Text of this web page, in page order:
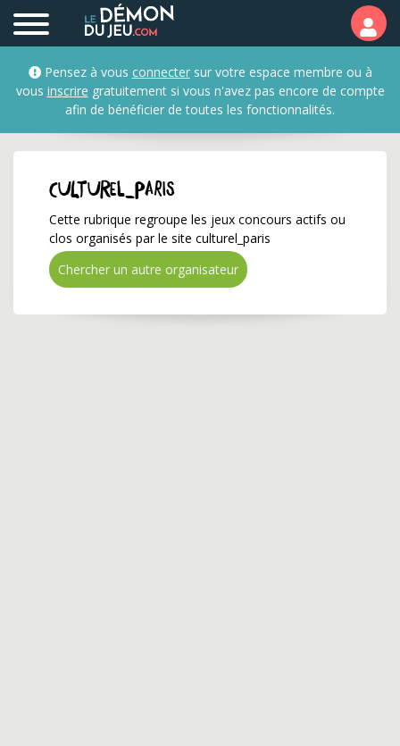
culturel_paris ✅
Pensez à vous connectersur votre espace membre ou à
vous inscrire gratuitement si vous n'avez pas encore de compte
afin de bénéficier de toutes les fonctionnalités.
culturel_paris
Cette rubrique regroupe les jeux concours actifs ou
clos organisés par le site culturel_paris
Chercher un autre organisateur